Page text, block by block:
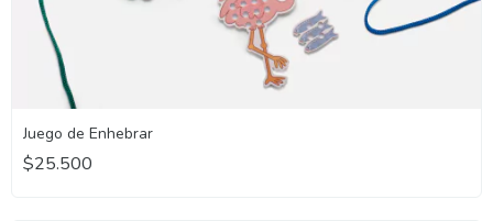
Juego de Enhebrar
$25.500